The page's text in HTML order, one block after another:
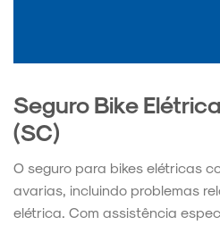
Seguro Bike
(SC)
O seguro para bikes elétricas
avarias, incluindo problemas
elétrica. Com assistência